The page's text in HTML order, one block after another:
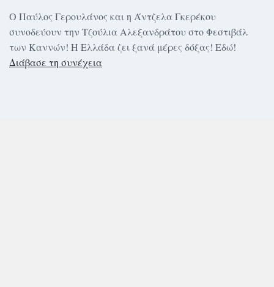
Ο Παύλος Γερουλάνος και η Άντζελα Γκερέκου
συνοδεύουν την Τζούλια Αλεξανδράτου στο Φεστιβάλ
των Καννών! Η Ελλάδα ζει ξανά μέρες δόξας! Εδώ!
Διάβασε τη συνέχεια